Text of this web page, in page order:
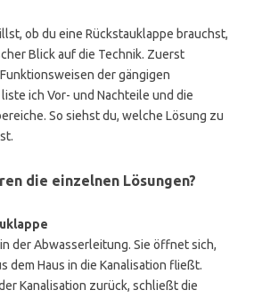
ob du eine Rückstauklappe brauchst,
Blick auf die Technik. Zuerst
der gängigen
ich Vor- und Nachteile und die
So siehst du, welche Lösung zu
die einzelnen Lösungen?
der Abwasserleitung. Sie öffnet sich,
dem Haus in die Kanalisation fließt.
Kanalisation zurück, schließt die